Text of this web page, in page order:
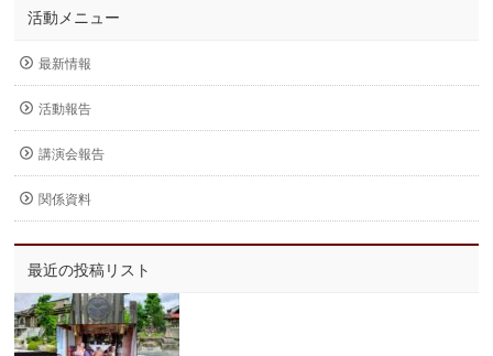
活動メニュー
最新情報
活動報告
講演会報告
関係資料
最近の投稿リスト